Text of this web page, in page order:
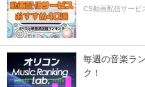
CS動画配信サービ
毎週の音楽ラ
ク！